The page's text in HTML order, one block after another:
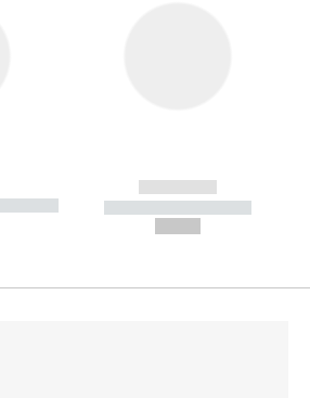
--------
------------
----------- -----------